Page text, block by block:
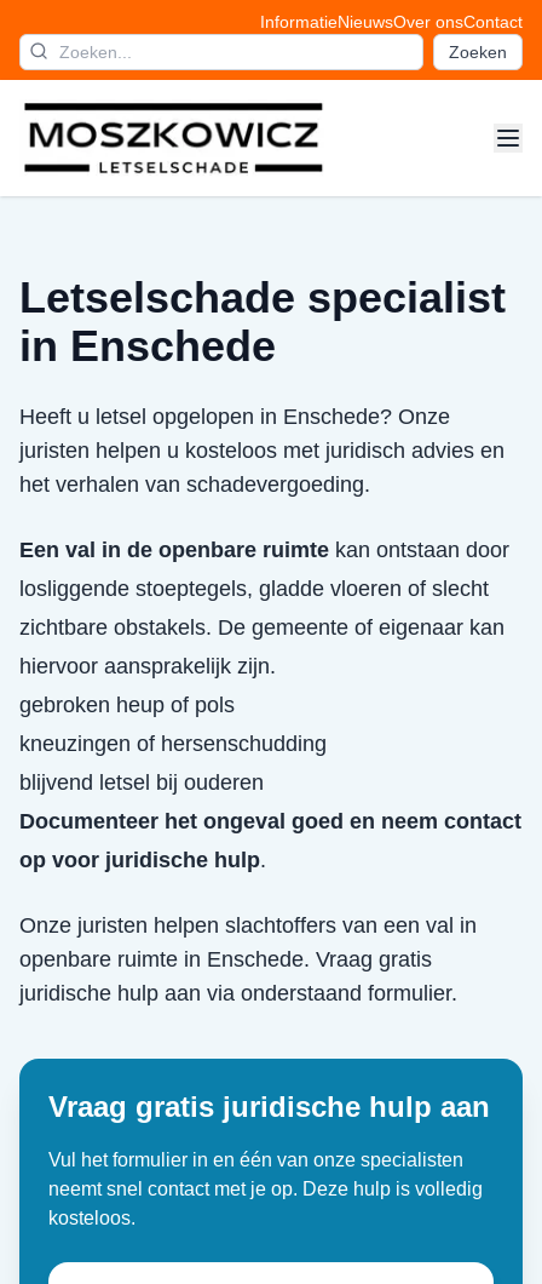
InformatieNieuwsOver onsContact
Zoeken
Letselschade specialist
in Enschede
Heeft u letsel opgelopen in Enschede? Onze
juristen helpen u kosteloos met juridisch advies en
het verhalen van schadevergoeding.
Een val in de openbare ruimte kan ontstaan door
losliggende stoeptegels, gladde vloeren of slecht
zichtbare obstakels. De gemeente of eigenaar kan
hiervoor aansprakelijk zijn.
gebroken heup of pols
kneuzingen of hersenschudding
blijvend letsel bij ouderen
Documenteer het ongeval goed en neem contact
op voor juridische hulp.
Onze juristen helpen slachtoffers van een val in
openbare ruimte in Enschede. Vraag gratis
juridische hulp aan via onderstaand formulier.
Vraag gratis juridische hulp aan
Vul het formulier in en één van onze specialisten
neemt snel contact met je op. Deze hulp is volledig
kosteloos.